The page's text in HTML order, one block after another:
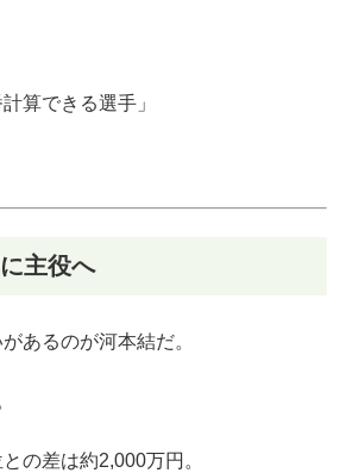
算できる選手」
主役へ
あるのが河本結だ。
の差は約2,000万円。